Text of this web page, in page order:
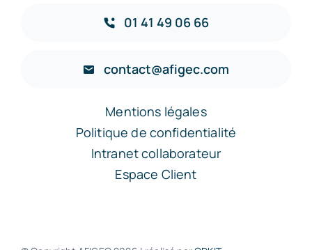
01 41 49 06 66
contact@afigec.com
Mentions légales
Politique de confidentialité
Intranet collaborateur
Espace Client